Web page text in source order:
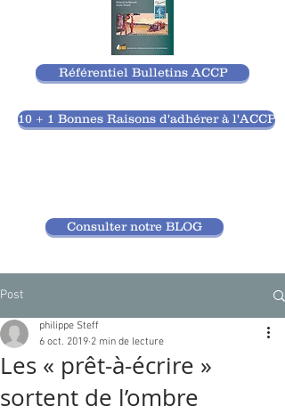
Référentiel Bulletins ACCP
10 + 1 Bonnes Raisons d'adhérer à l'ACCP
Consulter notre BLOG
Post
Les « prêt-à-écrire »
sortent de l’ombre
philippe Steff
6 oct. 2019 2 min de lecture